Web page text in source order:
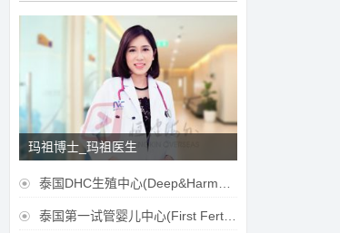
玛祖博士_玛祖医生
 泰国DHC生殖中心(Deep&Harmonicare IVF Center)
 泰国第一试管婴儿中心(First Fertilily PGS Center Limitied)